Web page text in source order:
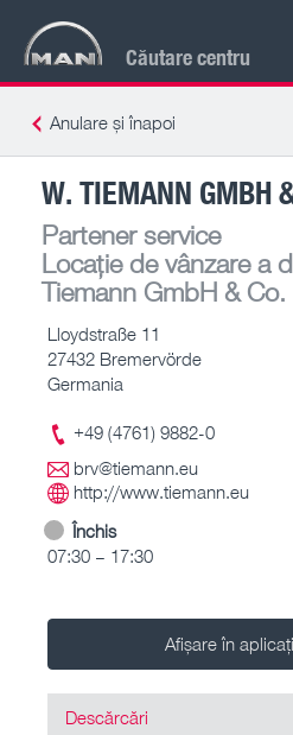
Căutare centru
Anulare și înapoi
W. TIEMANN GMBH
Partener service
Locație de vânzare a
Tiemann GmbH & Co.
Lloydstraße 11
27432 Bremervörde
Germania
+49 (4761) 9882-0
brv@tiemann.eu
http://www.tiemann.eu
Închis
07:30 – 17:30
Afișare în
Descărcări